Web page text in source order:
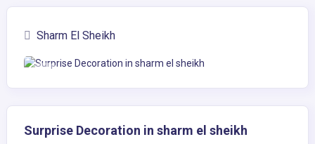
Sharm El Sheikh
Surprise Decoration in sharm el sheikh